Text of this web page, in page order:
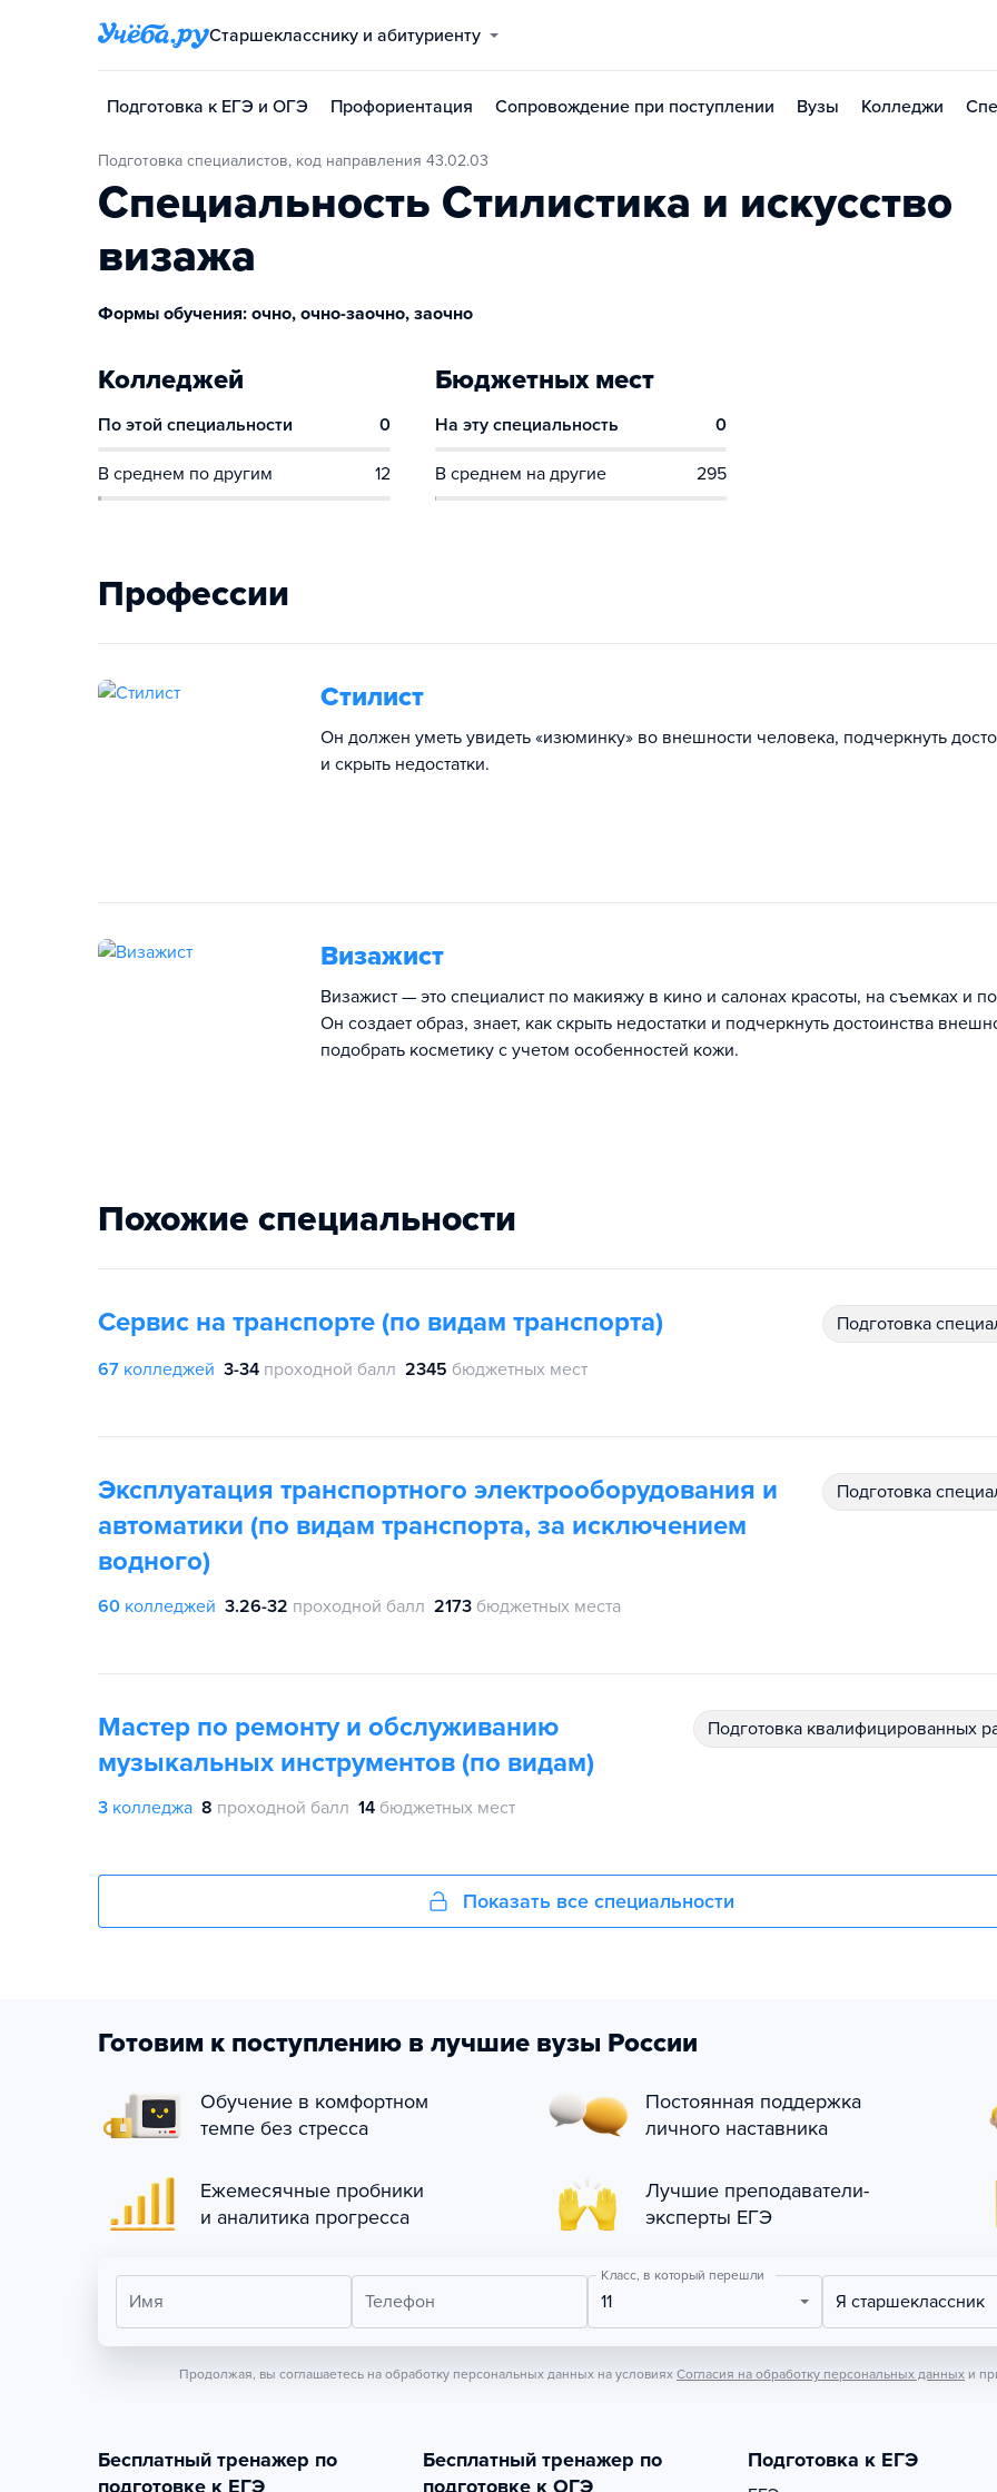
Старшекласснику и абитуриенту
Подготовка к ЕГЭ и ОГЭ Профориентация Сопровождение при поступлении Вузы Колледжи
Подготовка специалистов, код направления 43.02.03
Специальность Стилистика и искусство
визажа
Формы обучения: очно, очно-заочно, заочно
Колледжей
По этой специальности 0
В среднем по другим 12
Бюджетных мест
На эту специальность 0
В среднем на другие 295
Профессии
Стилист
Он должен уметь увидеть «изюминку» во внешности человека, подчеркнуть
и скрыть недостатки.
Визажист
Визажист — это специалист по макияжу в кино и салонах красоты, на съемках и
Он создает образ, знает, как скрыть недостатки и подчеркнуть достоинства
подобрать косметику с учетом особенностей кожи.
Похожие специальности
Сервис на транспорте (по видам транспорта) подготовка
67 колледжей 3-34 проходной балл 2345 бюджетных мест
Эксплуатация транспортного электрооборудования и
автоматики (по видам транспорта, за исключением
водного)
подготовка
60 колледжей 3.26-32 проходной балл 2173 бюджетных места
Мастер по ремонту и обслуживанию
музыкальных инструментов (по видам)
подготовка квалифицированных
3 колледжа 8 проходной балл 14 бюджетных мест
Показать все специальности
Готовим к поступлению в лучшие вузы России
Обучение в комфортном
темпе без стресса
Постоянная поддержка
личного наставника
Ежемесячные пробники
и аналитика прогресса
Лучшие преподаватели-
эксперты ЕГЭ
Имя Телефон
Класс, в который перешли
11 Я старшеклассник
Продолжая, вы соглашаетесь на обработку персональных данных на условиях Согласия на обработку персональных данных и
Бесплатный тренажер по
подготовке к ЕГЭ
Бесплатный тренажер по
подготовке к ОГЭ
Подготовка к ЕГЭ